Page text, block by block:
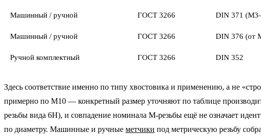
Машинный / ручной ГОСТ 3266 DIN 371
Машинный / ручной ГОСТ 3266 DIN 376 (от
Ручной комплектный ГОСТ 3266 DIN 352
Здесь соответствие именно по типу хвостовика и применению, а не
примерно по M10 — конкретный размер уточняют по таблице
резьбы вида 6H), и совпадение номинала M-резьбы ещё не означает
по диаметру. Машинные и ручные метчики под метрическую резьбу